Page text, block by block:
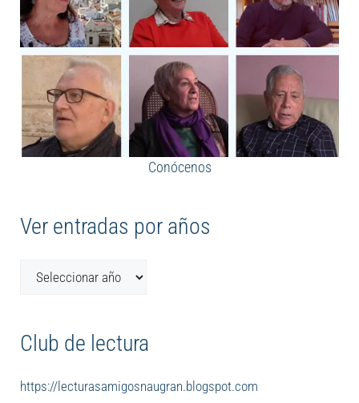
Conócenos
Ver entradas por años
Club de lectura
https://lecturasamigosnaugran.blogspot.com